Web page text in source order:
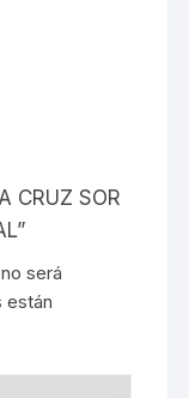
CRUZ SOR
será
están